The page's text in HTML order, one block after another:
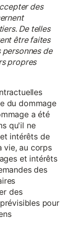
des
De telles
être faites
de
propres
du dommage
a été
qu'il ne
intérêts de
vie, au corps
et intérêts
des
des
pour